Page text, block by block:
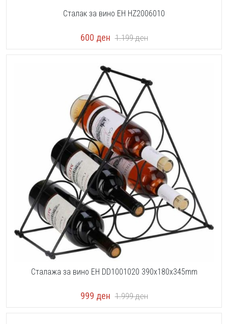
Сталак за вино EH HZ2006010
600 ден 1.199ден
Сталажа за вино EH DD1001020 390x180x345mm
999 ден 1.999ден